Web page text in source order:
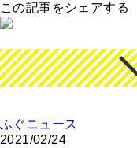
この記事をシェアする
ふぐニュース
2021/02/24